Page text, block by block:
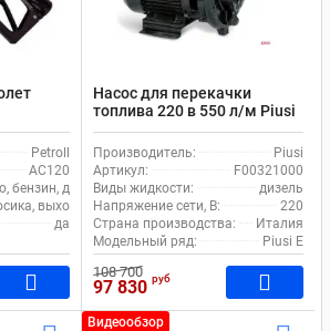
Petroll
AC120
бензин, дизель, керосин
выходное отверстие (излив), мм:
да
Насос для перекачки
топлива 220 в 550 л/м Piusi
E300 F00321000
Производитель:
Piusi
Артикул:
F00321000
Виды жидкости:
дизель
Напряжение сети, В:
220
Страна производства:
Италия
Модельный ряд:
Piusi Е
108 700
97 830 руб
Видеообзор